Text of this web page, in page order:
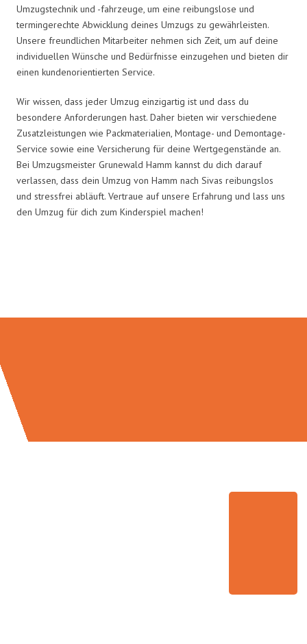
Umzugstechnik und -fahrzeuge, um eine reibungslose und
termingerechte Abwicklung deines Umzugs zu gewährleisten.
Unsere freundlichen Mitarbeiter nehmen sich Zeit, um auf deine
individuellen Wünsche und Bedürfnisse einzugehen und bieten dir
einen kundenorientierten Service.
Wir wissen, dass jeder Umzug einzigartig ist und dass du
besondere Anforderungen hast. Daher bieten wir verschiedene
Zusatzleistungen wie Packmaterialien, Montage- und Demontage-
Service sowie eine Versicherung für deine Wertgegenstände an.
Bei Umzugsmeister Grunewald Hamm kannst du dich darauf
verlassen, dass dein Umzug von Hamm nach Sivas reibungslos
und stressfrei abläuft. Vertraue auf unsere Erfahrung und lass uns
den Umzug für dich zum Kinderspiel machen!